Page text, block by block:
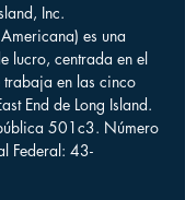
Inc.
es una
lucro, centrada en el
en las cinco
End de Long Island.
501c3. Número
Federal: 43-